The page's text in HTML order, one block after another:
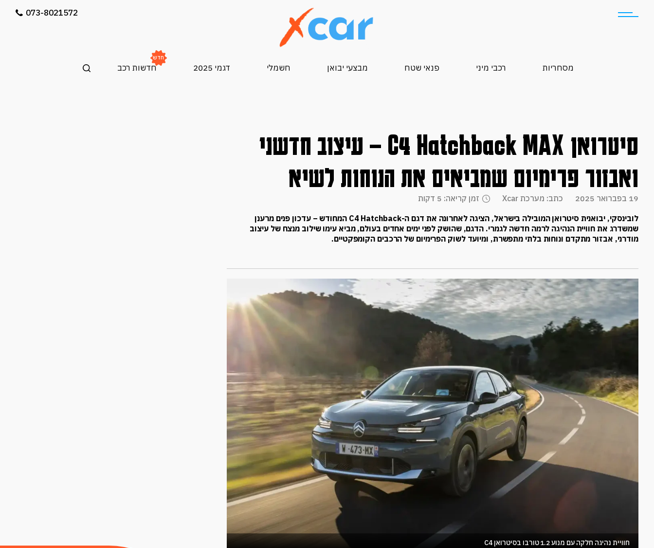
073-8021572
מסחריות רכבי מיני פנאי שטח מבצעי יבואן חשמלי דגמי 2025
חדש
חדשות רכב
סיטרואן C4 Hatchback MAX – עיצוב חדשני
ואבזור פרימיום שמביאים את הנוחות לשיא
19 בפברואר 2025 כתב: מערכת Xcar זמן קריאה: 5 דקות
לובינסקי, יבואנית סיטרואן המובילה בישראל, הציגה לאחרונה את דגם ה-C4 Hatchback המחודש – עדכון פנים מרענן
שמשדרג את חוויית הנהיגה לרמה חדשה לגמרי. הדגם, שהושק לפני ימים אחדים בעולם, מביא עימו שילוב מנצח של עיצוב
מודרני, אבזור מתקדם ונוחות בלתי מתפשרת, ומיועד לשוק הפרימיום של הרכבים הקומפקטיים.
חוויית נהיגה חלקה עם מנוע 1.2 טורבו בסיטרואן C4